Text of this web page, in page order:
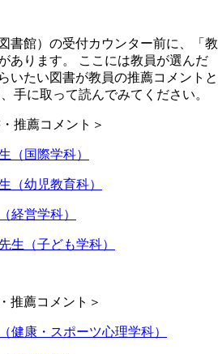
書館）の受付カウンター前に、「教
あります。 ここには教員が選んだ
いたい図書が教員の推薦コメントと
手に取って読んでみてください。
推薦コメント＞
（国際学科）
（幼児教育科）
経営学科）
生（子ども学科）
推薦コメント＞
健康・スポーツ心理学科）